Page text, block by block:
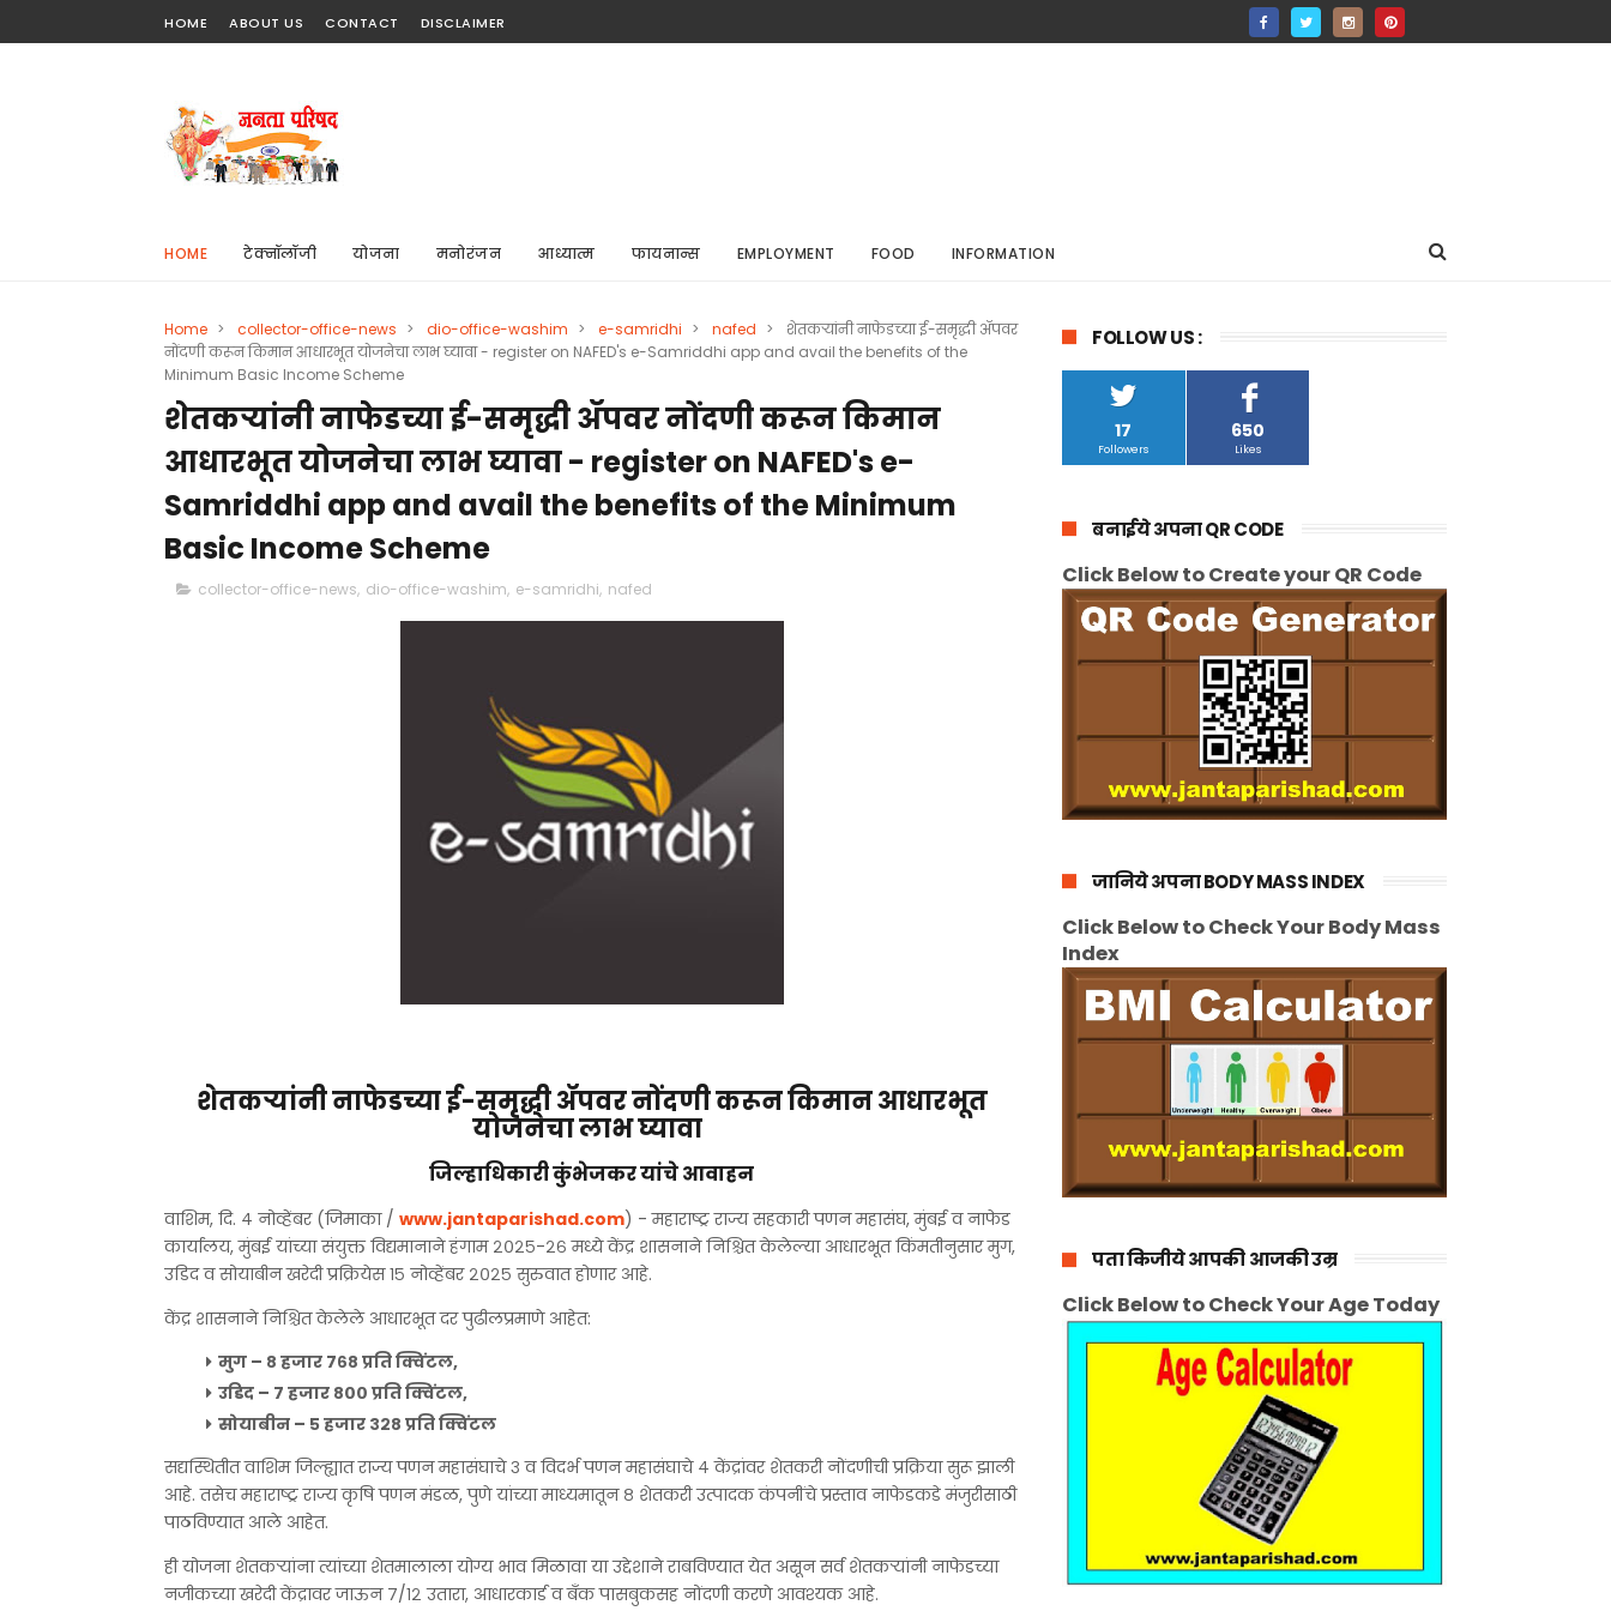
HOME ABOUT US CONTACT DISCLAIMER
HOME टेक्नॉलॉजी योजना मनोरंजन आध्यात्म फायनान्स EMPLOYMENT FOOD INFORMATION
Home > collector-office-news > dio-office-washim > e-samridhi > nafed >
शेतकऱ्यांनी नाफेडच्या ई-समृद्धी ॲपवर
नोंदणी करून किमान आधारभूत योजनेचा लाभ घ्यावा - register on NAFED's e-Samriddhi app and avail the benefits of the
Minimum Basic Income Scheme
शेतकऱ्यांनी नाफेडच्या ई-समृद्धी ॲपवर नोंदणी करून किमान
आधारभूत योजनेचा लाभ घ्यावा - register on NAFED's e-
Samriddhi app and avail the benefits of the Minimum
Basic Income Scheme
collector-office-news, dio-office-washim, e-samridhi, nafed
शेतकऱ्यांनी नाफेडच्या ई-समृद्धी ॲपवर नोंदणी करून किमान आधारभूत
योजनेचा लाभ घ्यावा
जिल्हाधिकारी कुंभेजकर यांचे आवाहन
वाशिम, दि. ४ नोव्हेंबर (जिमाका / www.jantaparishad.com) - महाराष्ट्र राज्य सहकारी पणन महासंघ, मुंबई व नाफेड
कार्यालय, मुंबई यांच्या संयुक्त विद्यमानाने हंगाम २०२५-२६ मध्ये केंद्र शासनाने निश्चित केलेल्या आधारभूत किंमतीनुसार मुग,
उडिद व सोयाबीन खरेदी प्रक्रियेस १५ नोव्हेंबर २०२५ सुरुवात होणार आहे.
केंद्र शासनाने निश्चित केलेले आधारभूत दर पुढीलप्रमाणे आहेत:
मुग – ८ हजार ७६८ प्रति क्विंटल,
उडिद – ७ हजार ८०० प्रति क्विंटल,
सोयाबीन – ५ हजार ३२८ प्रति क्विंटल
सद्यस्थितीत वाशिम जिल्ह्यात राज्य पणन महासंघाचे ३ व विदर्भ पणन महासंघाचे ४ केंद्रांवर शेतकरी नोंदणीची प्रक्रिया सुरू झाली
आहे. तसेच महाराष्ट्र राज्य कृषि पणन मंडळ, पुणे यांच्या माध्यमातून ८ शेतकरी उत्पादक कंपनींचे प्रस्ताव नाफेडकडे मंजुरीसाठी
पाठविण्यात आले आहेत.
ही योजना शेतकऱ्यांना त्यांच्या शेतमालाला योग्य भाव मिळावा या उद्देशाने राबविण्यात येत असून सर्व शेतकऱ्यांनी नाफेडच्या
नजीकच्या खरेदी केंद्रावर जाऊन ७/१२ उतारा, आधारकार्ड व बँक पासबुकसह नोंदणी करणे आवश्यक आहे.
FOLLOW US :
17
Followers
650
Likes
बनाईये अपना QR CODE
Click Below to Create your QR Code
जानिये अपना BODY MASS INDEX
Click Below to Check Your Body Mass
Index
पता किजीये आपकी आजकी उम्र
Click Below to Check Your Age Today